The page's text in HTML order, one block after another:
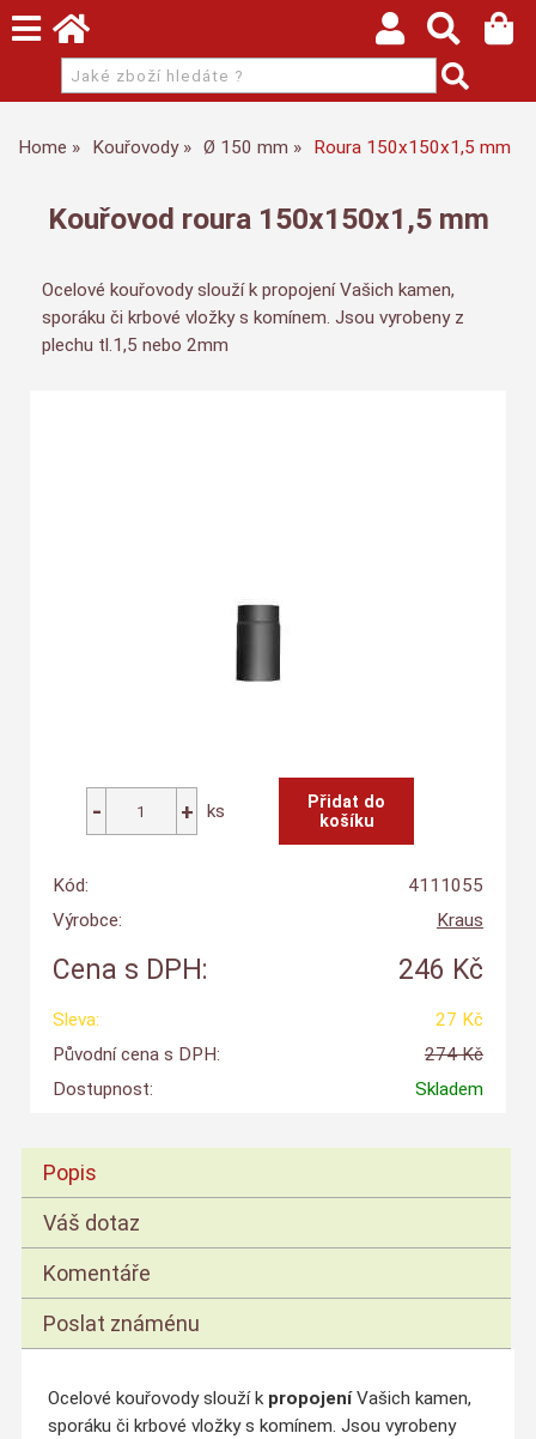
Home Kouřovody Ø 150 mm Roura 150x150x1,5 mm
Kouřovod roura 150x150x1,5 mm
Ocelové kouřovody slouží k propojení Vašich kamen,
sporáku či krbové vložky s komínem. Jsou vyrobeny z
plechu tl.1,5 nebo 2mm
ks
Kód:
4111055
Výrobce:
Kraus
Cena s DPH: 246 Kč
Sleva:
27 Kč
Původní cena s DPH:
274 Kč
Dostupnost:
Skladem
Popis
Váš dotaz
Komentáře
Poslat známénu
Ocelové kouřovody slouží kpropojeníVašich kamen,
sporáku či krbové vložky s komínem. Jsou vyrobeny